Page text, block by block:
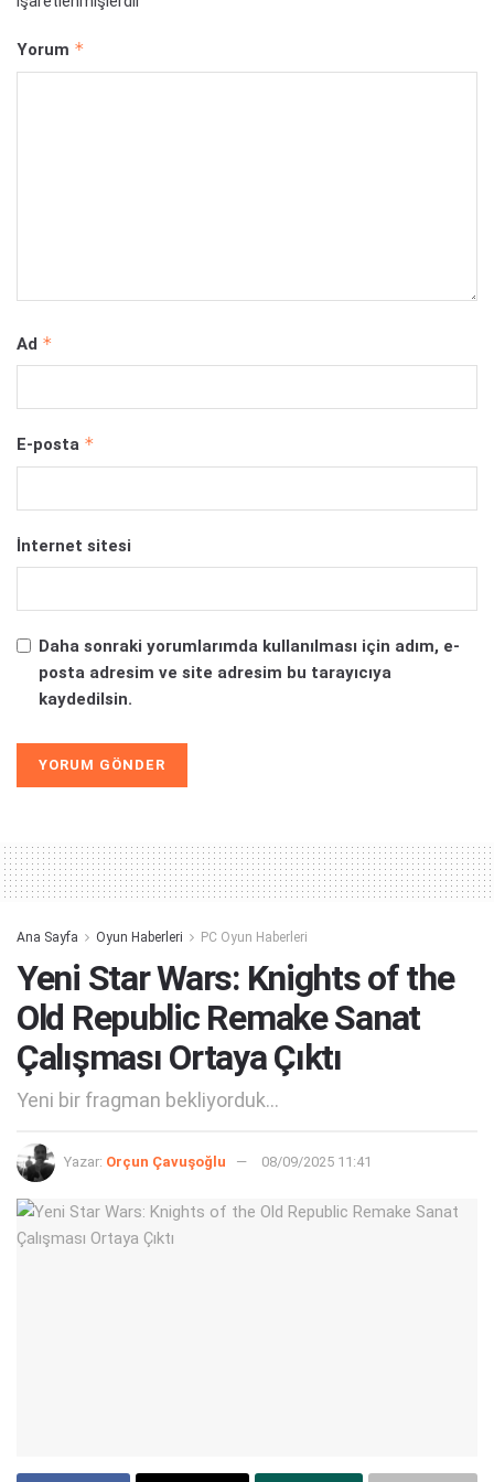
Yorum *
Ad *
E-posta *
İnternet sitesi
Daha sonraki yorumlarımda kullanılması için adım, e-
posta adresim ve site adresim bu tarayıcıya
kaydedilsin.
Ana Sayfa Oyun Haberleri PC Oyun Haberleri
Yeni Star Wars: Knights of the
Old Republic Remake Sanat
Çalışması Ortaya Çıktı
Yeni bir fragman bekliyorduk...
Yazar: Orçun Çavuşoğlu 08/09/2025 11:41